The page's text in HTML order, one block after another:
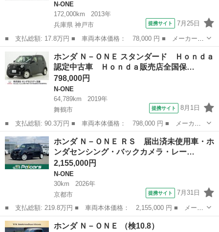
N-ONE
172,000km
2013年
兵庫県 神戸市
提携サイト 7月25日
■ 支払総額: 17.8万円 ■ 車両本体価格： 78,000 円 ■ メーカー
名： ホンダ ■ 車種名： Ｎ－ＯＮＥ ■ グレード名： Ｇ 検２
年 メモリーナビ ＥＴＣ ワンセグスマートキー ベンチシート
電格ミラー メ...
神戸市 N-ONE
ホンダ Ｎ－ＯＮＥ スタンダード Ｈｏｎｄａ
認定中古車 Ｈｏｎｄａ販売店全国保…
798,000円
N-ONE
64,789km
2019年
舞鶴市
提携サイト 8月1日
■ 支払総額: 90.3万円 ■ 車両本体価格： 798,000 円 ■ メーカー
名： ホンダ ■ 車種名： Ｎ－ＯＮＥ ■ グレード名： スタンダ
ード Ｈｏｎｄａ認定中古車 Ｈｏｎｄａ販売店全国保証１年 禁煙
車 ７インチ...
京都 舞鶴市 N-ONE
ホンダ Ｎ－ＯＮＥ ＲＳ 届出済未使用車・ホ
ンダセンシング・バックカメラ・レー…
2,155,000円
N-ONE
30km
2026年
京都市
提携サイト 7月31日
■ 支払総額: 219.8万円 ■ 車両本体価格： 2,155,000 円 ■ メーカ
ー名： ホンダ ■ 車種名： Ｎ－ＯＮＥ ■ グレード名： ＲＳ
届出済未使用車・ホンダセンシング・バックカメラ・レーダークルー
京都 京都市 N-ONE
ホンダ Ｎ－ＯＮＥ （検10.8）